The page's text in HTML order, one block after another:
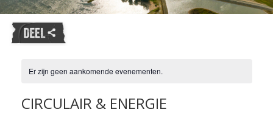
Er zijn geen aankomende evenementen.
CIRCULAIR & ENERGIE